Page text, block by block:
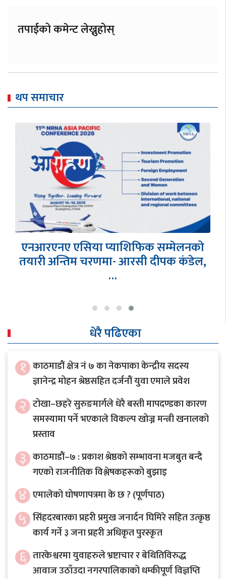
तपाईको कमेन्ट लेख्नुहोस्
थप समाचार
एनआरएनए एसिया प्याशिफिक सम्मेलनको
तयारी अन्तिम चरणमा- आरसी दीपक कंडेल,
…
धेरै पढिएका
१ काठमाडौं क्षेत्र नं ७ का नेकपाका केन्द्रीय सदस्य
ज्ञानेन्द्र मोहन श्रेष्ठसहित दर्जनौं युवा एमाले प्रवेश
२ टोखा–छहरे सुरुङमार्गले धेरै बस्ती मापदण्डका कारण
समस्यामा पर्ने भएकाले विकल्प खोज्न मन्त्री खनालको
प्रस्ताव
३ काठमाडौं–७ : प्रकाश श्रेष्ठको सम्भावना मजबुत बन्दै
गएको राजनीतिक विश्लेषकहरूको बुझाइ
४ एमालेको घोषणापत्रमा के छ ? (पूर्णपाठ)
५ सिंहदरबारका प्रहरी प्रमुख जनार्दन घिमिरे सहित उत्कृष्ठ
कार्य गर्ने ३ जना प्रहरी अधिकृत पुरस्कृत
६ तारकेश्वरमा युवाहरुले भ्रष्टाचार र बेथितिविरुद्ध
आवाज उठाँउदा नगरपालिकाको धम्कीपूर्ण विज्ञप्ति